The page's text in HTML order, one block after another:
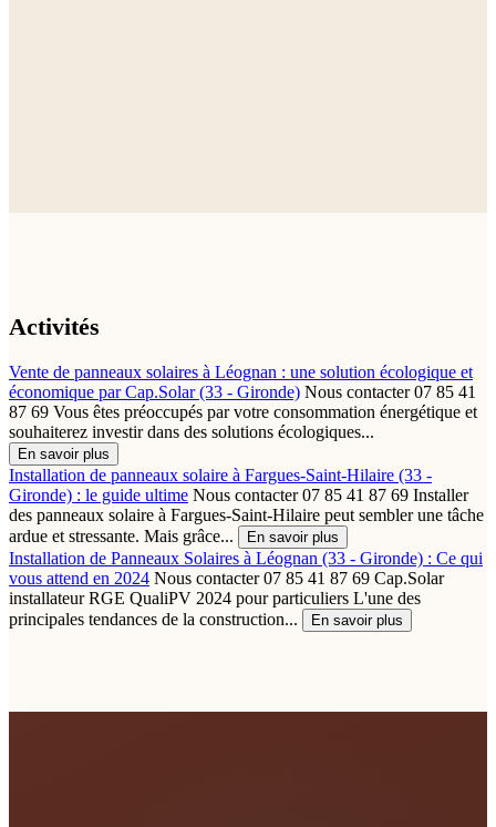
Activités
Vente de panneaux solaires à Léognan : une solution écologique et
économique par Cap.Solar (33 - Gironde) Nous contacter 07 85 41
87 69 Vous êtes préoccupés par votre consommation énergétique et
souhaiterez investir dans des solutions écologiques...
En savoir plus
Installation de panneaux solaire à Fargues-Saint-Hilaire (33 -
Gironde) : le guide ultime Nous contacter 07 85 41 87 69 Installer
des panneaux solaire à Fargues-Saint-Hilaire peut sembler une tâche
ardue et stressante. Mais grâce...
En savoir plus
Installation de Panneaux Solaires à Léognan (33 - Gironde) : Ce qui
vous attend en 2024 Nous contacter 07 85 41 87 69 Cap.Solar
installateur RGE QualiPV 2024 pour particuliers L'une des
principales tendances de la construction...
En savoir plus